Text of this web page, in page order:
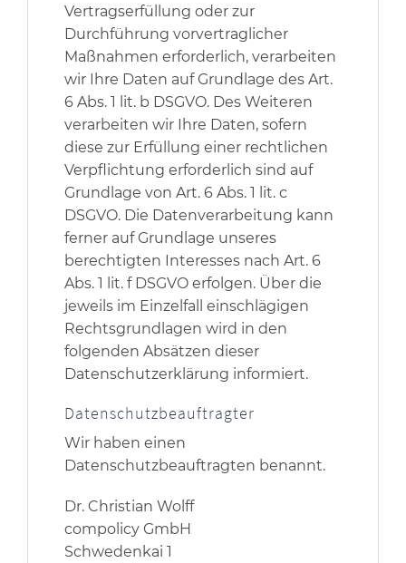
Vertragserfüllung oder zur
Durchführung vorvertraglicher
Maßnahmen erforderlich, verarbeiten
wir Ihre Daten auf Grundlage des Art.
6 Abs. 1 lit. b DSGVO. Des Weiteren
verarbeiten wir Ihre Daten, sofern
diese zur Erfüllung einer rechtlichen
Verpflichtung erforderlich sind auf
Grundlage von Art. 6 Abs. 1 lit. c
DSGVO. Die Datenverarbeitung kann
ferner auf Grundlage unseres
berechtigten Interesses nach Art. 6
Abs. 1 lit. f DSGVO erfolgen. Über die
jeweils im Einzelfall einschlägigen
Rechtsgrundlagen wird in den
folgenden Absätzen dieser
Datenschutzerklärung informiert.
Datenschutz­beauftragter
Wir haben einen
Datenschutzbeauftragten benannt.
Dr. Christian Wolff
compolicy GmbH
Schwedenkai 1